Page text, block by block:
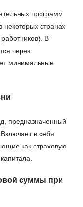
программ
некоторых странах
В
через
минимальные
предназначенный
в себя
как страховую
суммы при